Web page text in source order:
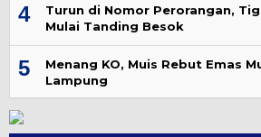
4
Turun di Nomor Perorangan,
Mulai Tanding Besok
5
Menang KO, Muis Rebut Emas
Lampung